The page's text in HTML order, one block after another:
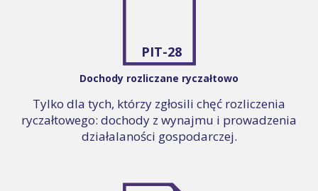
PIT-28
Dochody rozliczane ryczałtowo
Tylko dla tych, którzy zgłosili chęć rozliczenia
ryczałtowego: dochody z wynajmu i prowadzenia
działalaności gospodarczej.